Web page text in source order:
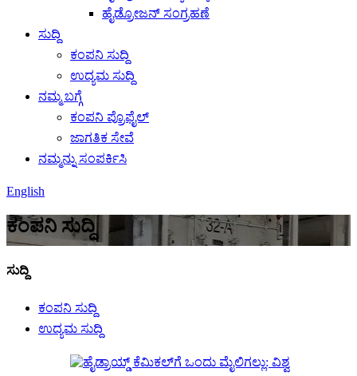
ಹೈಡ್ರೋಜನ್ ಸಂಗ್ರಹಣೆ
ಸುದ್ದಿ
ಕಂಪನಿ ಸುದ್ದಿ
ಉದ್ಯಮ ಸುದ್ದಿ
ನಮ್ಮ ಬಗ್ಗೆ
ಕಂಪನಿ ಪ್ರೊಫೈಲ್
ಜಾಗತಿಕ ಸೇವೆ
ನಮ್ಮನ್ನು ಸಂಪರ್ಕಿಸಿ
English
ಕಂಪನಿ ಸುದ್ದಿ
ಸುದ್ದಿ
ಕಂಪನಿ ಸುದ್ದಿ
ಉದ್ಯಮ ಸುದ್ದಿ